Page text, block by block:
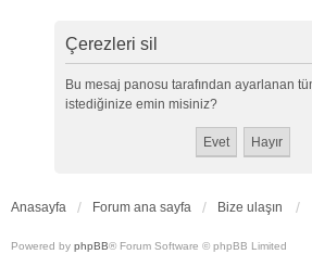
Çerezleri sil
Bu mesaj panosu tarafından ayarlanan
istediğinize emin misiniz?
Anasayfa Forum ana sayfa Bize ulaşın
Powered by phpBB® Forum Software © phpBB Limited